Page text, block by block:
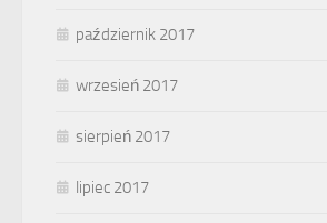
październik 2017
wrzesień 2017
sierpień 2017
lipiec 2017